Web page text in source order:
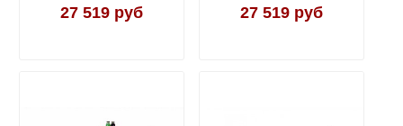
27 519 руб 27 519 руб